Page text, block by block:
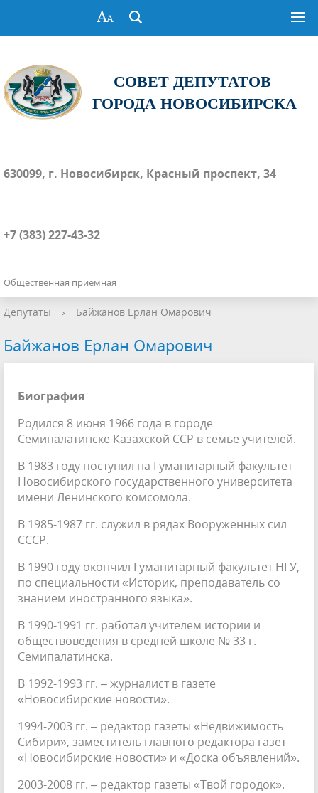
СОВЕТ ДЕПУТАТОВ
ГОРОДА НОВОСИБИРСКА
630099, г. Новосибирск, Красный проспект, 34
+7 (383) 227-43-32
Общественная приемная
Депутаты › Байжанов Ерлан Омарович
Байжанов Ерлан Омарович
Биография
Родился 8 июня 1966 года в городе
Семипалатинске Казахской ССР в семье учителей.
В 1983 году поступил на Гуманитарный факультет
Новосибирского государственного университета
имени Ленинского комсомола.
В 1985-1987 гг. служил в рядах Вооруженных сил
СССР.
В 1990 году окончил Гуманитарный факультет НГУ,
по специальности «Историк, преподаватель со
знанием иностранного языка».
В 1990-1991 гг. работал учителем истории и
обществоведения в средней школе № 33 г.
Семипалатинска.
В 1992-1993 гг. – журналист в газете
«Новосибирские новости».
1994-2003 гг. – редактор газеты «Недвижимость
Сибири», заместитель главного редактора газет
«Новосибирские новости» и «Доска объявлений».
2003-2008 гг. – редактор газеты «Твой городок».